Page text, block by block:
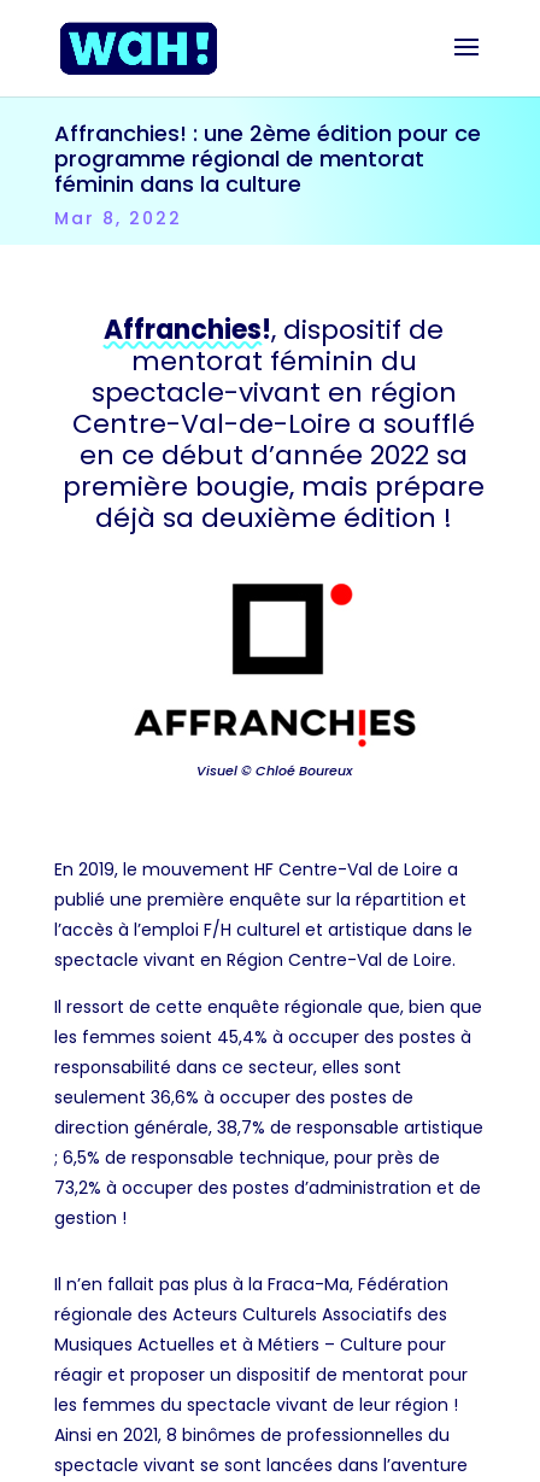
Affranchies! : une 2ème édition pour ce
programme régional de mentorat
féminin dans la culture
Mar 8, 2022
Affranchies!, dispositif de
mentorat féminin du
spectacle-vivant en région
Centre-Val-de-Loire a soufflé
en ce début d’année 2022 sa
première bougie, mais prépare
déjà sa deuxième édition !
Visuel © Chloé Boureux
En 2019, le mouvement HF Centre-Val de Loire a
publié une première enquête sur la répartition et
l’accès à l’emploi F/H culturel et artistique dans le
spectacle vivant en Région Centre-Val de Loire.
Il ressort de cette enquête régionale que, bien que
les femmes soient 45,4% à occuper des postes à
responsabilité dans ce secteur, elles sont
seulement 36,6% à occuper des postes de
direction générale, 38,7% de responsable artistique
; 6,5% de responsable technique, pour près de
73,2% à occuper des postes d’administration et de
gestion !
Il n’en fallait pas plus à la Fraca-Ma, Fédération
régionale des Acteurs Culturels Associatifs des
Musiques Actuelles et à Métiers – Culture pour
réagir et proposer un dispositif de mentorat pour
les femmes du spectacle vivant de leur région !
Ainsi en 2021, 8 binômes de professionnelles du
spectacle vivant se sont lancées dans l’aventure